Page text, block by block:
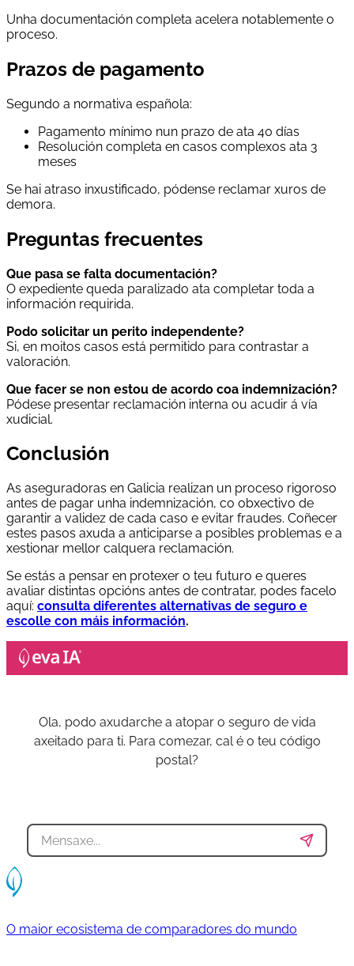
Unha documentación completa acelera notablemente o
proceso.
Prazos de pagamento
Segundo a normativa española:
Pagamento mínimo nun prazo de ata 40 días
Resolución completa en casos complexos ata 3
meses
Se hai atraso inxustificado, pódense reclamar xuros de
demora.
Preguntas frecuentes
Que pasa se falta documentación?
O expediente queda paralizado ata completar toda a
información requirida.
Podo solicitar un perito independente?
Si, en moitos casos está permitido para contrastar a
valoración.
Que facer se non estou de acordo coa indemnización?
Pódese presentar reclamación interna ou acudir á vía
xudicial.
Conclusión
As aseguradoras en Galicia realizan un proceso rigoroso
antes de pagar unha indemnización, co obxectivo de
garantir a validez de cada caso e evitar fraudes. Coñecer
estes pasos axuda a anticiparse a posibles problemas e a
xestionar mellor calquera reclamación.
Se estás a pensar en protexer o teu futuro e queres
avaliar distintas opcións antes de contratar, podes facelo
aquí: consulta diferentes alternativas de seguro e
escolle con máis información.
Ola, podo axudarche a atopar o seguro de vida
axeitado para ti. Para comezar, cal é o teu código
postal?
O maior ecosistema de comparadores do mundo